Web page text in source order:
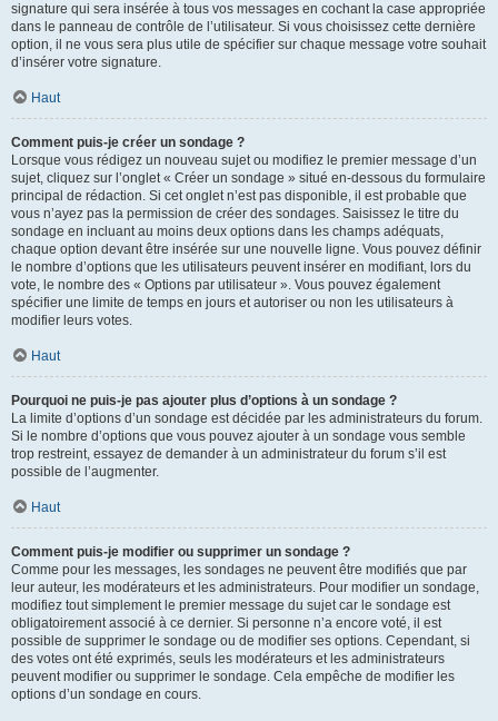
signature qui sera insérée à tous vos messages en cochant la case appropriée
dans le panneau de contrôle de l’utilisateur. Si vous choisissez cette dernière
option, il ne vous sera plus utile de spécifier sur chaque message votre souhait
d’insérer votre signature.
Haut
Comment puis-je créer un sondage ?
Lorsque vous rédigez un nouveau sujet ou modifiez le premier message d’un
sujet, cliquez sur l’onglet « Créer un sondage » situé en-dessous du formulaire
principal de rédaction. Si cet onglet n’est pas disponible, il est probable que
vous n’ayez pas la permission de créer des sondages. Saisissez le titre du
sondage en incluant au moins deux options dans les champs adéquats,
chaque option devant être insérée sur une nouvelle ligne. Vous pouvez définir
le nombre d’options que les utilisateurs peuvent insérer en modifiant, lors du
vote, le nombre des « Options par utilisateur ». Vous pouvez également
spécifier une limite de temps en jours et autoriser ou non les utilisateurs à
modifier leurs votes.
Haut
Pourquoi ne puis-je pas ajouter plus d’options à un sondage ?
La limite d’options d’un sondage est décidée par les administrateurs du forum.
Si le nombre d’options que vous pouvez ajouter à un sondage vous semble
trop restreint, essayez de demander à un administrateur du forum s’il est
possible de l’augmenter.
Haut
Comment puis-je modifier ou supprimer un sondage ?
Comme pour les messages, les sondages ne peuvent être modifiés que par
leur auteur, les modérateurs et les administrateurs. Pour modifier un sondage,
modifiez tout simplement le premier message du sujet car le sondage est
obligatoirement associé à ce dernier. Si personne n’a encore voté, il est
possible de supprimer le sondage ou de modifier ses options. Cependant, si
des votes ont été exprimés, seuls les modérateurs et les administrateurs
peuvent modifier ou supprimer le sondage. Cela empêche de modifier les
options d’un sondage en cours.